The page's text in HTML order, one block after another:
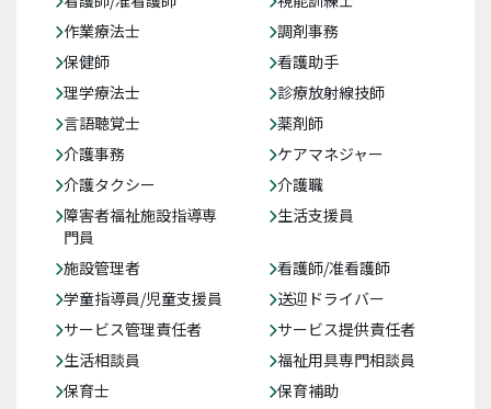
作業療法士
調剤事務
保健師
看護助手
理学療法士
診療放射線技師
言語聴覚士
薬剤師
介護事務
ケアマネジャー
介護タクシー
介護職
障害者福祉施設指導専
門員
生活支援員
施設管理者
看護師/准看護師
学童指導員/児童支援員
送迎ドライバー
サービス管理責任者
サービス提供責任者
生活相談員
福祉用具専門相談員
保育士
保育補助